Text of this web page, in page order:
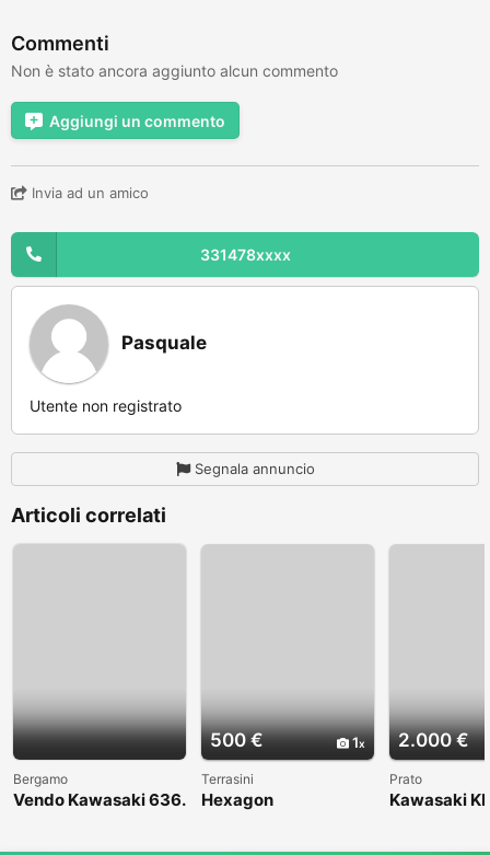
Commenti
Non è stato ancora aggiunto alcun commento
Aggiungi un commento
Invia ad un amico
331478xxxx
Pasquale
Utente non registrato
Segnala annuncio
Articoli correlati
Bergamo
Vendo Kawasaki 636.
500 € 1
Terrasini
Hexagon
2.000 €
Prato
Kawasaki